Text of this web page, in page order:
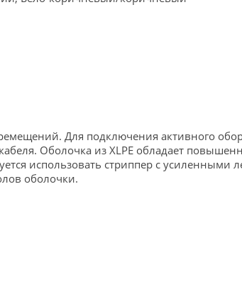
Для подключения активного
Оболочка из XLPE обладает
использовать стриппер с усиленными
оболочки.